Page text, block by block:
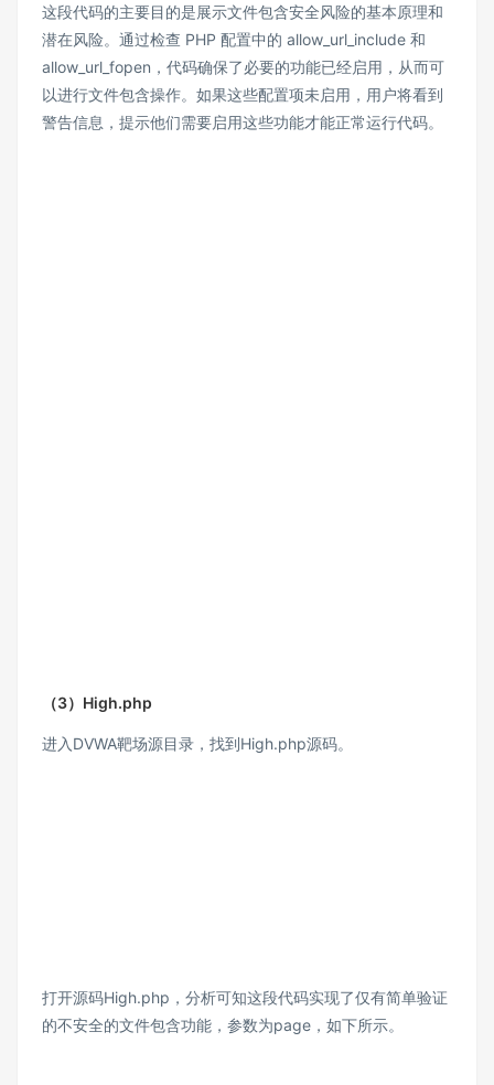
这段代码的主要目的是展示文件包含安全风险的基本原理和
潜在风险。通过检查 PHP 配置中的 allow_url_include 和
allow_url_fopen，代码确保了必要的功能已经启用，从而可
以进行文件包含操作。如果这些配置项未启用，用户将看到
警告信息，提示他们需要启用这些功能才能正常运行代码。
（3）High.php
进入DVWA靶场源目录，找到High.php源码。
打开源码High.php，分析可知这段代码实现了仅有简单验证
的不安全的文件包含功能，参数为page，如下所示。